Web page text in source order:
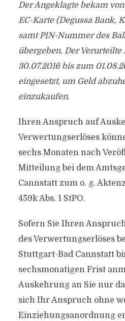
Der Angeklagte bekam
EC-Karte (Degussa Bank,
samt PIN-Nummer des
übergeben. Der
30.07.2016 bis zum
eingesetzt, um Geld
einzukaufen.
Ihren Anspruch auf
Verwertungserlöses
sechs Monaten nach
Mitteilung bei dem
Cannstatt zum o. g.
459k Abs. 1 StPO.
Sofern Sie Ihren
des Verwertungserlöses
Stuttgart-Bad Cannstatt
sechsmonatigen Frist
Auskehrung an Sie nur
sich Ihr Anspruch ohne
Einziehungsanordnung